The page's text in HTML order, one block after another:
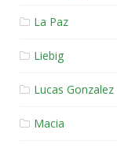
La Paz
Liebig
Lucas Gonzalez
Macia